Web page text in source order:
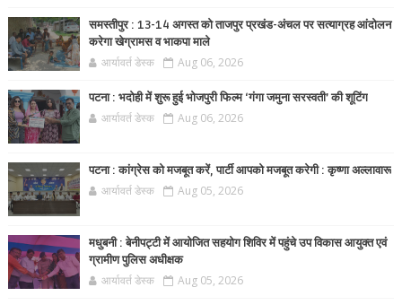
समस्तीपुर : 13-14 अगस्त को ताजपुर प्रखंड-अंचल पर सत्याग्रह आंदोलन
करेगा खेग्रामस व भाकपा माले
आर्यावर्त डेस्क Aug 06, 2026
पटना : भदोही में शुरू हुई भोजपुरी फिल्म ‘गंगा जमुना सरस्वती’ की शूटिंग
आर्यावर्त डेस्क Aug 06, 2026
पटना : कांग्रेस को मजबूत करें, पार्टी आपको मजबूत करेगी : कृष्णा अल्लावारू
आर्यावर्त डेस्क Aug 05, 2026
मधुबनी : बेनीपट्टी में आयोजित सहयोग शिविर में पहुंचे उप विकास आयुक्त एवं
ग्रामीण पुलिस अधीक्षक
आर्यावर्त डेस्क Aug 05, 2026